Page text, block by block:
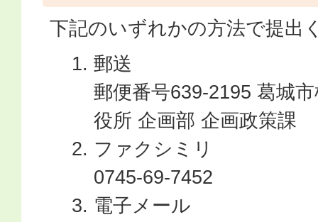
下記のいずれかの方法で提出
郵送
郵便番号639-2195 葛城
役所 企画部 企画政策課
ファクシミリ
0745-69-7452
電子メール